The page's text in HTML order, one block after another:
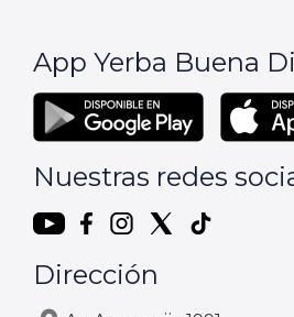
App Yerba Buena
Nuestras redes
Dirección